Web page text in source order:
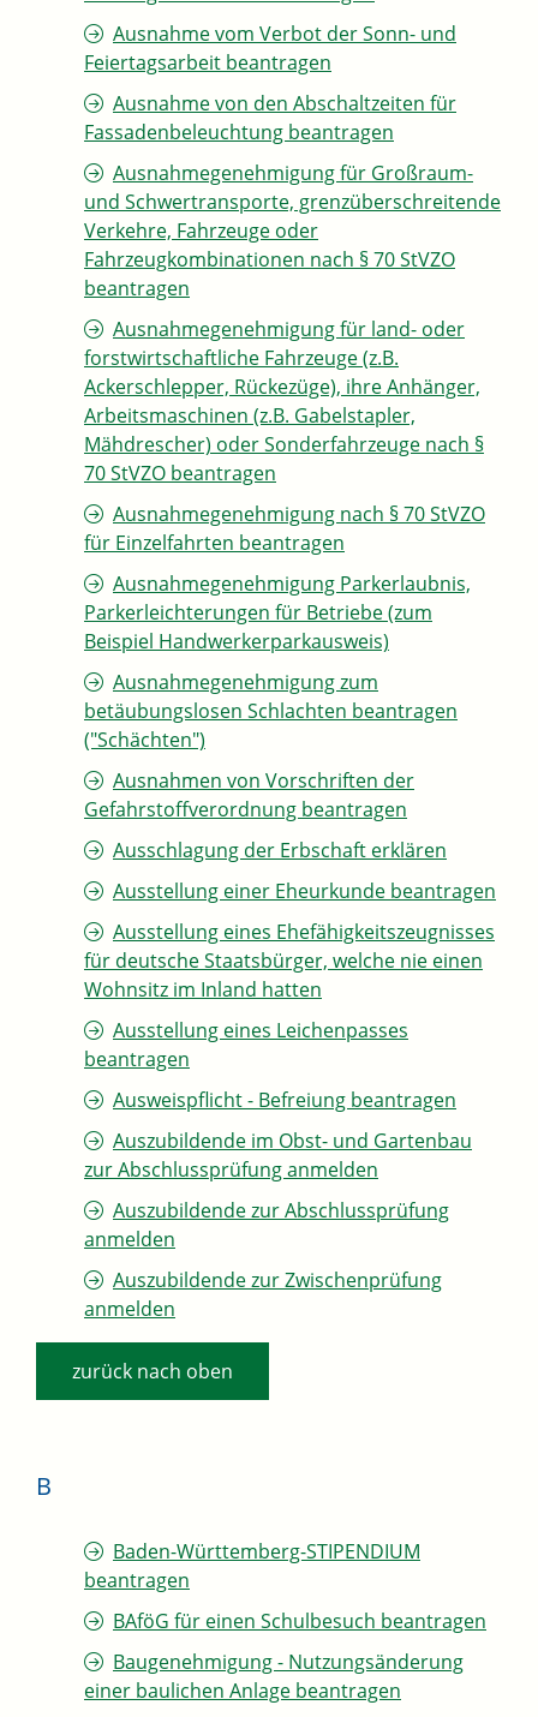
Ausnahme vom Verbot der Sonn- und
Feiertagsarbeit beantragen
Ausnahme von den Abschaltzeiten für
Fassadenbeleuchtung beantragen
Ausnahmegenehmigung für Großraum-
und Schwertransporte, grenzüberschreitende
Verkehre, Fahrzeuge oder
Fahrzeugkombinationen nach § 70 StVZO
beantragen
Ausnahmegenehmigung für land- oder
forstwirtschaftliche Fahrzeuge (z.B.
Ackerschlepper, Rückezüge), ihre Anhänger,
Arbeitsmaschinen (z.B. Gabelstapler,
Mähdrescher) oder Sonderfahrzeuge nach §
70 StVZO beantragen
Ausnahmegenehmigung nach § 70 StVZO
für Einzelfahrten beantragen
Ausnahmegenehmigung Parkerlaubnis,
Parkerleichterungen für Betriebe (zum
Beispiel Handwerkerparkausweis)
Ausnahmegenehmigung zum
betäubungslosen Schlachten beantragen
("Schächten")
Ausnahmen von Vorschriften der
Gefahrstoffverordnung beantragen
Ausschlagung der Erbschaft erklären
Ausstellung einer Eheurkunde beantragen
Ausstellung eines Ehefähigkeitszeugnisses
für deutsche Staatsbürger, welche nie einen
Wohnsitz im Inland hatten
Ausstellung eines Leichenpasses
beantragen
Ausweispflicht - Befreiung beantragen
Auszubildende im Obst- und Gartenbau
zur Abschlussprüfung anmelden
Auszubildende zur Abschlussprüfung
anmelden
Auszubildende zur Zwischenprüfung
anmelden
zurück nach oben
B
Baden-Württemberg-STIPENDIUM
beantragen
BAföG für einen Schulbesuch beantragen
Baugenehmigung - Nutzungsänderung
einer baulichen Anlage beantragen